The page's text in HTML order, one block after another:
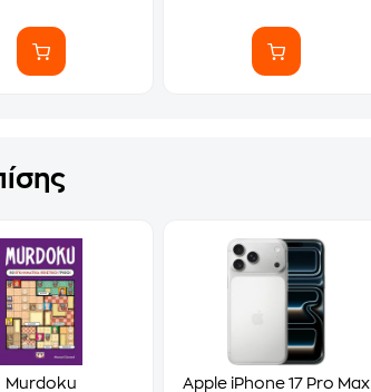
Murdoku
Apple iPhone 17 Pro Max